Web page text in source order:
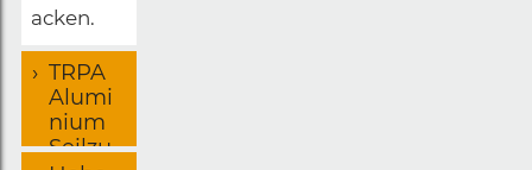
acken.
TRPA
Alumi
nium
Seilzu